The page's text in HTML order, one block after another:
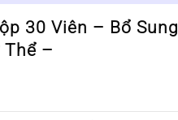
30 Viên – Bổ Sung
Thể –